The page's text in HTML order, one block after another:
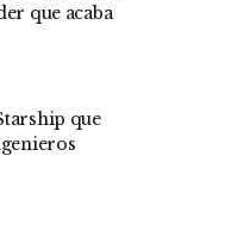
que acaba
que